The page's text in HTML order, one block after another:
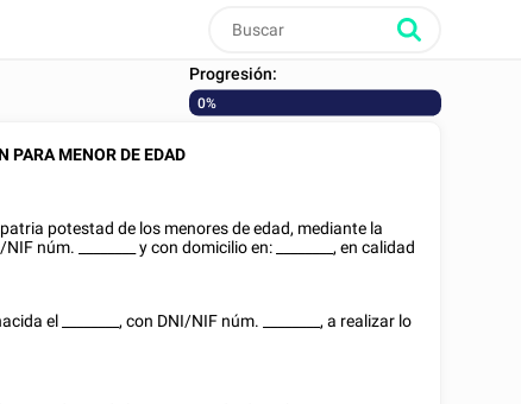
Progresión:
0%
PARA MENOR DE EDAD
potestad de los menores de edad, mediante la
NIF núm. y con domicilio en:
, en calidad
el , con DNI/NIF núm.
, a realizar lo